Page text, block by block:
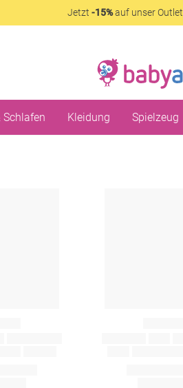
Jetzt -15%auf unser
Schlafen Kleidung Spielzeug